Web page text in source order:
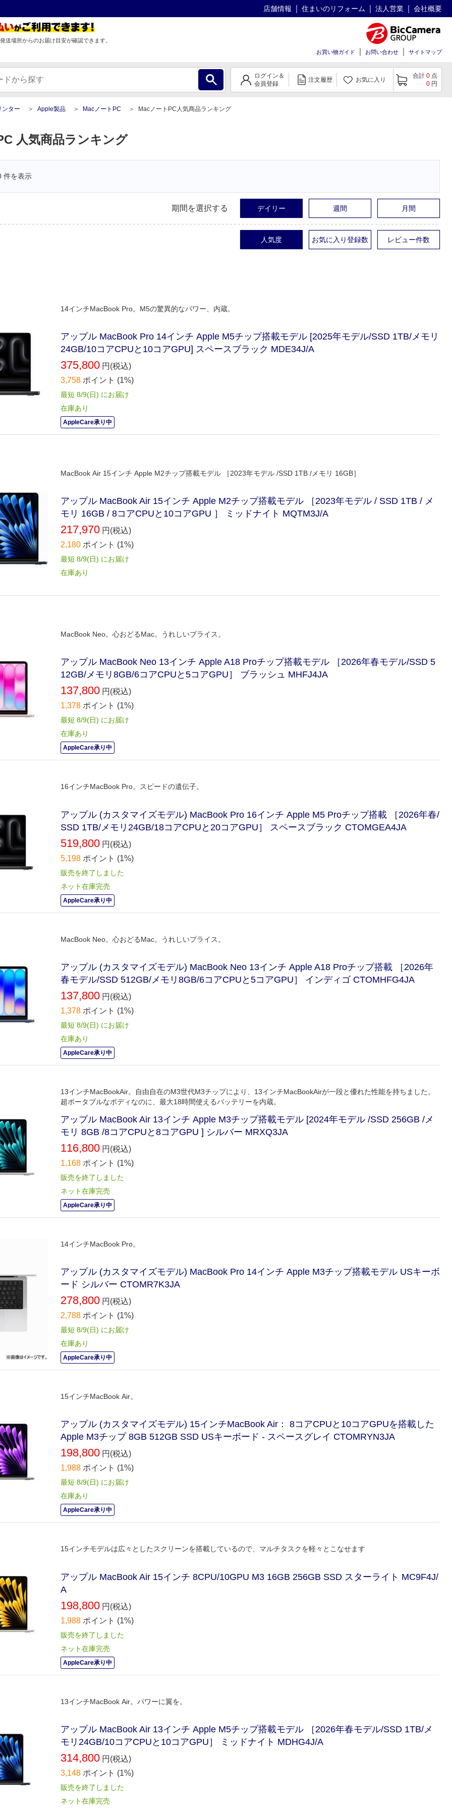
店舗情報 住まいのリフォーム 法人営業 会社概要
送場所からのお届け目安が確認できます。
お買い物ガイド
お問い合わせ サイトマップ
ログイン＆
会員登録
注文履歴 お気に入り
合計 0 点
0 円
ンター Apple製品 MacノートPC MacノートPC人気商品ランキング
人気商品ランキング
件を表示
期間を選択する デイリー 週間 月間
人気度 お気に入り登録数 レビュー件数
14インチMacBook Pro。M5の驚異的なパワー、内蔵。
アップル MacBook Pro 14インチ Apple M5チップ搭載モデル [2025年モデル/SSD 1TB/メモリ
24GB/10コアCPUと10コアGPU] スペースブラック MDE34J/A
375,800 円(税込)
3,758 ポイント (1%)
最短 8/9(日) にお届け
在庫あり
AppleCare承り中
MacBook Air 15インチ Apple M2チップ搭載モデル ［2023年モデル /SSD 1TB /メモリ 16GB］
アップル MacBook Air 15インチ Apple M2チップ搭載モデル ［2023年モデル / SSD 1TB / メ
モリ 16GB / 8コアCPUと10コアGPU ］ ミッドナイト MQTM3J/A
217,970 円(税込)
2,180 ポイント (1%)
最短 8/9(日) にお届け
在庫あり
MacBook Neo。心おどるMac。うれしいプライス。
アップル MacBook Neo 13インチ Apple A18 Proチップ搭載モデル ［2026年春モデル/SSD 5
12GB/メモリ8GB/6コアCPUと5コアGPU］ ブラッシュ MHFJ4JA
137,800 円(税込)
1,378 ポイント (1%)
最短 8/9(日) にお届け
在庫あり
AppleCare承り中
16インチMacBook Pro。スピードの遺伝子。
アップル (カスタマイズモデル) MacBook Pro 16インチ Apple M5 Proチップ搭載 ［2026年春/
SSD 1TB/メモリ24GB/18コアCPUと20コアGPU］ スペースブラック CTOMGEA4JA
519,800 円(税込)
5,198 ポイント (1%)
販売を終了しました
ネット在庫完売
AppleCare承り中
MacBook Neo。心おどるMac。うれしいプライス。
アップル (カスタマイズモデル) MacBook Neo 13インチ Apple A18 Proチップ搭載 ［2026年
春モデル/SSD 512GB/メモリ8GB/6コアCPUと5コアGPU］ インディゴ CTOMHFG4JA
137,800 円(税込)
1,378 ポイント (1%)
最短 8/9(日) にお届け
在庫あり
AppleCare承り中
13インチMacBookAir。自由自在のM3世代M3チップにより、13インチMacBookAirが一段と優れた性能を持ちました。
超ポータブルなボディなのに、最大18時間使えるバッテリーを内蔵。
アップル MacBook Air 13インチ Apple M3チップ搭載モデル [2024年モデル /SSD 256GB /メ
モリ 8GB /8コアCPUと8コアGPU ] シルバー MRXQ3JA
116,800 円(税込)
1,168 ポイント (1%)
販売を終了しました
ネット在庫完売
AppleCare承り中
14インチMacBook Pro。
アップル (カスタマイズモデル) MacBook Pro 14インチ Apple M3チップ搭載モデル USキーボ
ード シルバー CTOMR7K3JA
278,800 円(税込)
2,788 ポイント (1%)
最短 8/9(日) にお届け
在庫あり
AppleCare承り中
15インチMacBook Air。
アップル (カスタマイズモデル) 15インチMacBook Air： 8コアCPUと10コアGPUを搭載した
Apple M3チップ 8GB 512GB SSD USキーボード - スペースグレイ CTOMRYN3JA
198,800 円(税込)
1,988 ポイント (1%)
最短 8/9(日) にお届け
在庫あり
AppleCare承り中
15インチモデルは広々としたスクリーンを搭載しているので、マルチタスクを軽々とこなせます
アップル MacBook Air 15インチ 8CPU/10GPU M3 16GB 256GB SSD スターライト MC9F4J/
A
198,800 円(税込)
1,988 ポイント (1%)
販売を終了しました
ネット在庫完売
AppleCare承り中
13インチMacBook Air。パワーに翼を。
アップル MacBook Air 13インチ Apple M5チップ搭載モデル ［2026年春モデル/SSD 1TB/メ
モリ24GB/10コアCPUと10コアGPU］ ミッドナイト MDHG4J/A
314,800 円(税込)
3,148 ポイント (1%)
販売を終了しました
ネット在庫完売